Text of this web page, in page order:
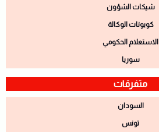
شيكات الشؤون
كوبونات الوكالة
الاستعلام الحكومي
سوريا
متفرقات
السودان
تونس